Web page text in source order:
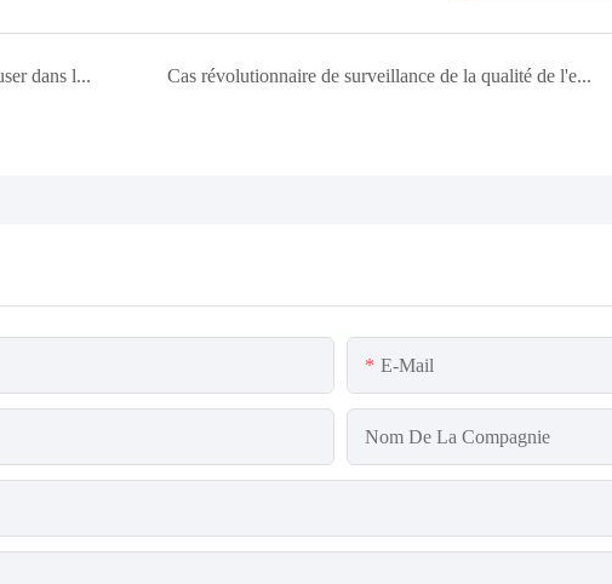
Le système MPG-6099 remplace Endress+Hauser dans la surveillance des eaux usées des mines de nickel indonésiennes avec 45 unités déployées Cas révolutionnaire de surveillance de la qualité de l'eau dans l'industrie indonésienne de transformation du pétrole : le système MPG-6099 aide le projet Spare à assurer à la fois la protection de l'environnement et l'amélioration de l'efficacité
E-Mail
Nom De La Compagnie